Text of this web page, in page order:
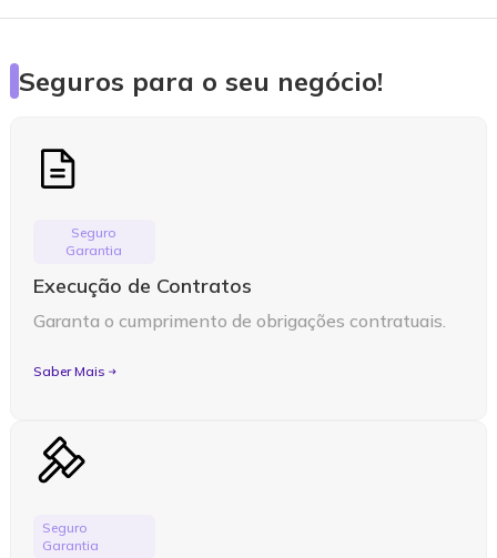
Seguros para o seu negócio!
Seguro
Garantia
Execução de Contratos
Garanta o cumprimento de obrigações contratuais.
Saber Mais
Seguro
Garantia